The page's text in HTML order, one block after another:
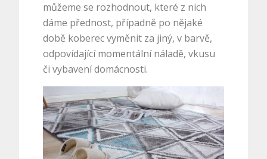
můžeme se rozhodnout, které z nich
dáme přednost, případně po nějaké
době koberec vyměnit za jiný, v barvě,
odpovídající momentální náladě, vkusu
či vybavení domácnosti.